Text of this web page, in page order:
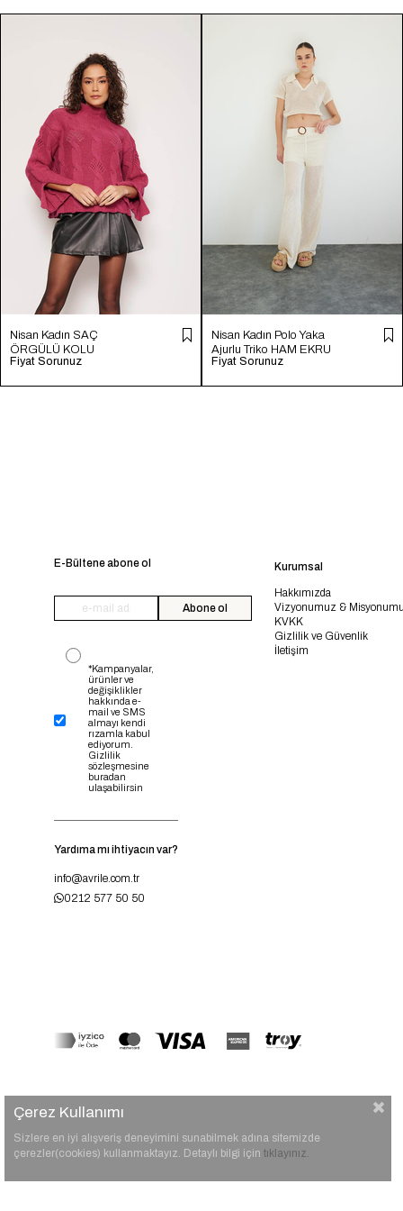
Nisan Kadın SAÇ
ÖRGÜLÜ KOLU
YIRTMAÇLI TRİKO
Fiyat Sorunuz
Nisan Kadın Polo Yaka
Ajurlu Triko HAM EKRU
TT4246-Z
Fiyat Sorunuz
E-Bültene abone ol
Abone ol
*Kampanyalar,
ürünler ve
değişiklikler
hakkında e-
mail ve SMS
almayı kendi
rızamla kabul
ediyorum.
Gizlilik
sözleşmesine
buradan
ulaşabilirsin
Yardıma mı ihtiyacın var?
info@avrile.com.tr
0212 577 50 50
Kurumsal
Hakkımızda
Vizyonumuz &
KVKK
Gizlilik ve Güvenlik
İletişim
Çerez Kullanımı
Sizlere en iyi alışveriş deneyimini sunabilmek adına sitemizde
çerezler(cookies) kullanmaktayız. Detaylı bilgi için tıklayınız.